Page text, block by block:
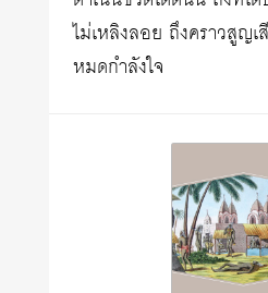
ไม่เหลิงลอย ถึงคราวสูญ
หมดกำลังใจ